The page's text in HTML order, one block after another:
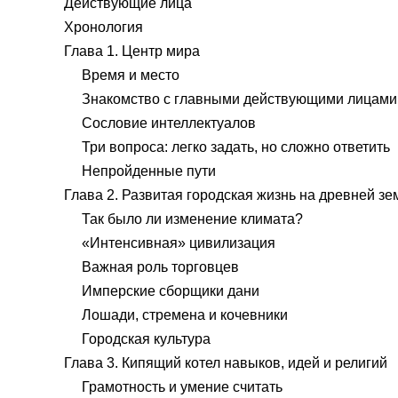
Действующие лица
Хронология
Глава 1. Центр мира
Время и место
Знакомство с главными действующими лицами
Сословие интеллектуалов
Три вопроса: легко задать, но сложно ответить
Непройденные пути
Глава 2. Развитая городская жизнь на древней
Так было ли изменение климата?
«Интенсивная» цивилизация
Важная роль торговцев
Имперские сборщики дани
Лошади, стремена и кочевники
Городская культура
Глава 3. Кипящий котел навыков, идей и религий
Грамотность и умение считать